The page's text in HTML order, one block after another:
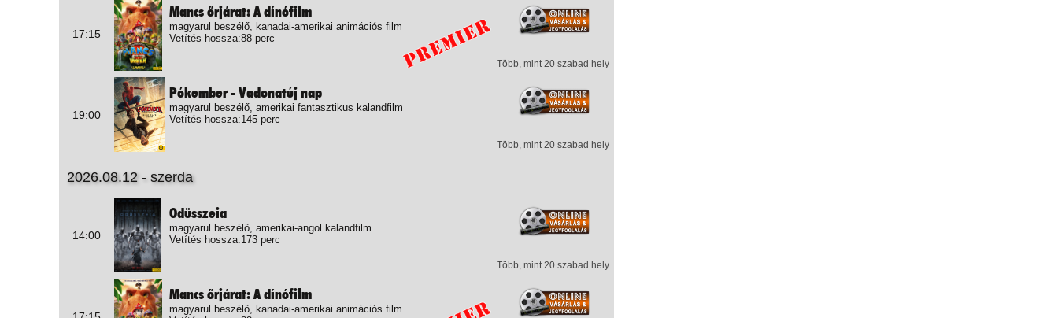
17:15
Mancs őrjárat: A dínófilm
magyarul beszélő, kanadai-amerikai animációs film
Vetítés hossza:88 perc
Több, mint 20 szabad hely
19:00
Pókember - Vadonatúj nap
magyarul beszélő, amerikai fantasztikus kalandfilm
Vetítés hossza:145 perc
Több, mint 20 szabad hely
2026.08.12 - szerda
14:00
Odüsszeia
magyarul beszélő, amerikai-angol kalandfilm
Vetítés hossza:173 perc
Több, mint 20 szabad hely
Mancs őrjárat: A dínófilm
magyarul beszélő, kanadai-amerikai animációs film